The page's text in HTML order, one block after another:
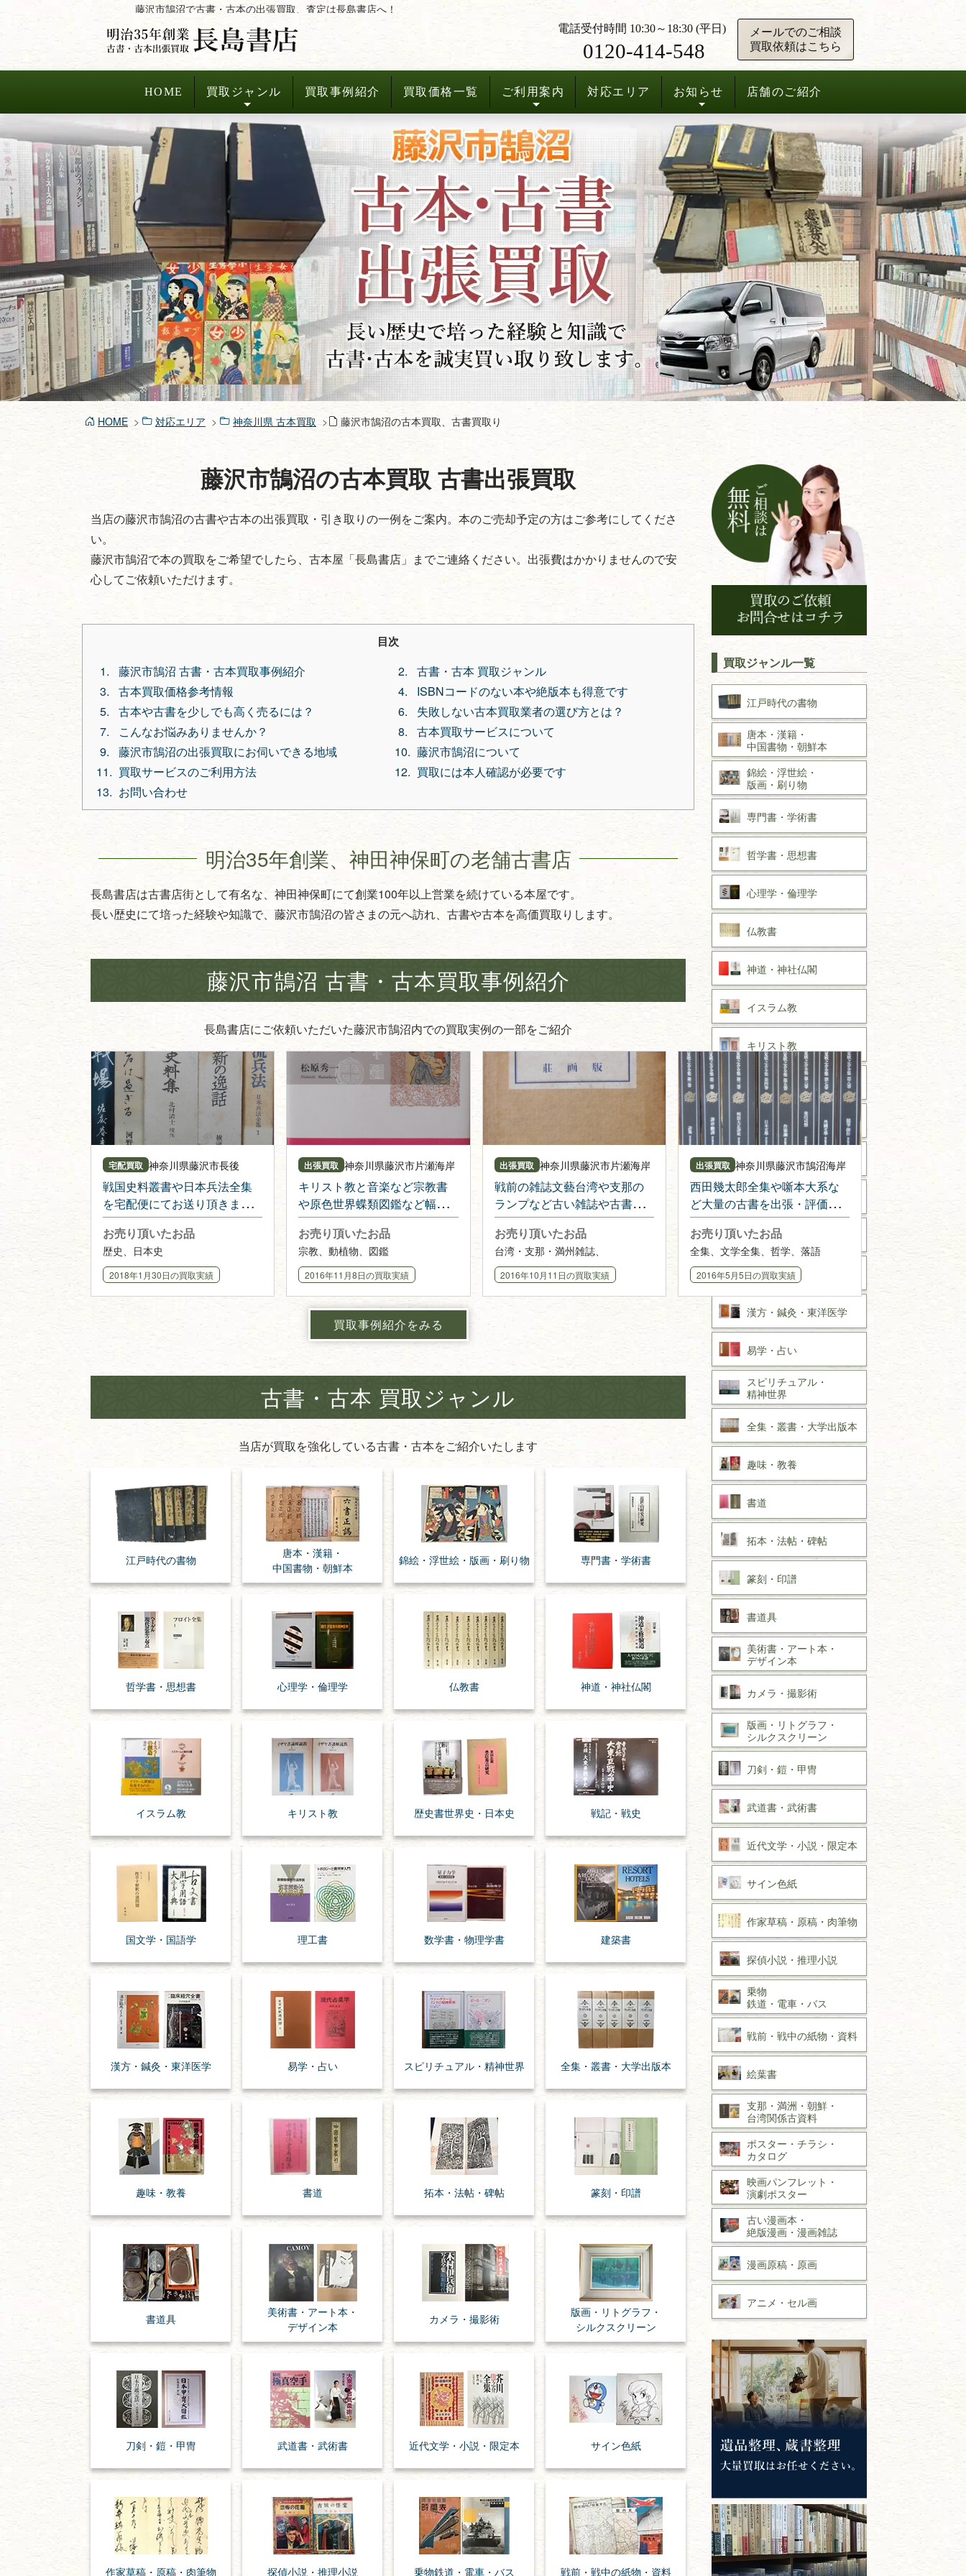
ン
へ
ス
キ
ッ
プ
藤沢市鵠沼で古書・古本の出張買取、査定は長島書店へ！
HOME 買取ジャンル 買取事例紹介 買取価格一覧 ご利用案内 対応エリア お知らせ 店舗のご紹介
電話受付時間 10:30～18:30 (平日)
0120-414-548
メールでのご相談
買取依頼はこちら
HOME 対応エリア 神奈川県 古本買取 藤沢市鵠沼の古本買取、古書買取り
藤沢市鵠沼の古本買取 古書出張買取
当店の藤沢市鵠沼の古書や古本の出張買取・引き取りの一例をご案内。本のご売却予定の方はご参考にしてくださ
い。
藤沢市鵠沼で本の買取をご希望でしたら、古本屋「長島書店」までご連絡ください。出張費はかかりませんので安
心してご依頼いただけます。
目次
藤沢市鵠沼 古書・古本買取事例紹介
古書・古本 買取ジャンル
古本買取価格参考情報
ISBNコードのない本や絶版本も得意です
古本や古書を少しでも高く売るには？
失敗しない古本買取業者の選び方とは？
こんなお悩みありませんか？
古本買取サービスについて
藤沢市鵠沼の出張買取にお伺いできる地域
藤沢市鵠沼について
買取サービスのご利用方法
買取には本人確認が必要です
お問い合わせ
明治35年創業、 神田神保町の老舗古書店
長島書店は古書店街として有名な、神田神保町にて創業100年以上営業を続けている本屋です。
長い歴史にて培った経験や知識で、藤沢市鵠沼の皆さまの元へ訪れ、古書や古本を高価買取りします。
藤沢市鵠沼 古書・古本買取事例紹介
長島書店にご依頼いただいた藤沢市鵠沼内での買取実例の一部をご紹介
宅配買取 神奈川県藤沢市長後
戦国史料叢書や日本兵法全集
を宅配便にてお送り頂きまし
た
お売り頂いたお品
歴史、日本史
2018年1月30日の買取実績
出張買取 神奈川県藤沢市片瀬海岸
キリスト教と音楽など宗教書
や原色世界蝶類図鑑など幅広
いジャンルの本をお譲り頂き
ました
お売り頂いたお品
宗教、動植物、図鑑
2016年11月8日の買取実績
出張買取 神奈川県藤沢市片瀬海岸
戦前の雑誌文藝台湾や支那の
ランプなど古い雑誌や古書を
出張にて購入させて頂きまし
た
お売り頂いたお品
台湾・支那・満州雑誌、
2016年10月11日の買取実績
出張買取 神奈川県藤沢市鵠沼海岸
西田幾太郎全集や噺本大系な
ど大量の古書を出張・評価さ
せて頂きました
お売り頂いたお品
全集、文学全集、哲学、落語
2016年5月5日の買取実績
買取事例紹介をみる
古書・古本 買取ジャンル
当店が買取を強化している古書・古本をご紹介いたします
江戸時代の書物
唐本・漢籍・
中国書物・朝鮮本
錦絵・浮世絵・ 版画・刷り物 専門書・ 学術書
哲学書・思想書 心理学・倫理学 仏教書 神道・神社仏閣
イスラム教 キリスト教 歴史書世界史・ 日本史 戦記・戦史
国文学・ 国語学 理工書 数学書・ 物理学書 建築書
漢方・ 鍼灸・ 東洋医学 易学・ 占い スピリチュアル・ 精神世界 全集・ 叢書・ 大学出版本
趣味・ 教養 書道 拓本・法帖・ 碑帖 篆刻・印譜
書道具
美術書・アート本・
デザイン本
カメラ・撮影術
版画・リトグラフ・
シルクスクリーン
刀剣・ 鎧・ 甲冑 武道書・ 武術書 近代文学・ 小説・限定本 サイン色紙
作家草稿・原稿・ 肉筆物 探偵小説・ 推理小説 乗物鉄道・ 電車・ バス 戦前・戦中の紙物・資料
買取ジャンル一覧
江戸時代の書物
唐本・漢籍・
中国書物・朝鮮本
錦絵・浮世絵・
版画・刷り物
専門書・ 学術書
哲学書・思想書
心理学・倫理学
仏教書
神道・神社仏閣
イスラム教
キリスト教
歴史書
世界史・日本史
戦記・戦史
国文学・国語学
理工書
数学書・
建築書
漢方・ 鍼灸・ 東洋医学
易学・ 占い
スピリチュアル・
精神世界
全集・ 叢書・ 大学出版本
趣味・ 教養
書道
拓本・法帖・ 碑帖
篆刻・印譜
書道具
美術書・アート本・
デザイン本
カメラ・撮影術
版画・リトグラフ・
シルクスクリーン
刀剣・ 鎧・ 甲冑
武道書・ 武術書
近代文学・ 小説・限定本
サイン色紙
作家草稿・原稿・ 肉筆物
探偵小説・ 推理小説
乗物
鉄道・ 電車・ バス
戦前・戦中の紙物・資料
絵葉書
支那・満洲・朝鮮・
台湾関係古資料
ポスター・チラシ・
カタログ
映画パンフレット・
演劇ポスター
古い漫画本・
絶版漫画・漫画雑誌
漫画原稿・ 原画
アニメ・ セル画